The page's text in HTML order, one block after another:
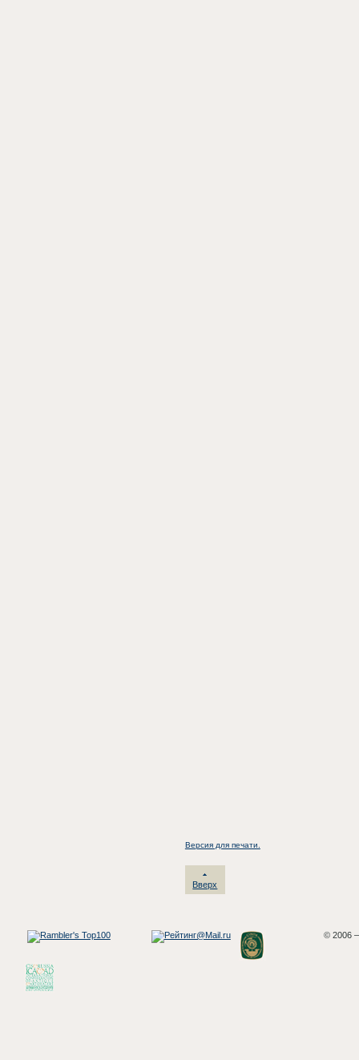
Версия для печати.
Вверх
© 2006